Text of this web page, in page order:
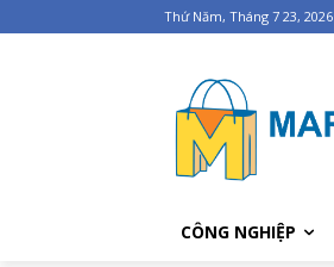
Thứ Năm, Tháng 7 23, 2026
CÔNG NGHIỆP